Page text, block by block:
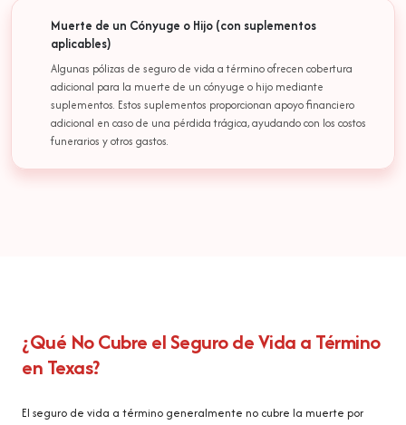
Muerte de un Cónyuge o Hijo (con suplementos
aplicables)
Algunas pólizas de seguro de vida a término ofrecen cobertura
adicional para la muerte de un cónyuge o hijo mediante
suplementos. Estos suplementos proporcionan apoyo financiero
adicional en caso de una pérdida trágica, ayudando con los costos
funerarios y otros gastos.
¿Qué No Cubre el Seguro de Vida a Término
en Texas?
El seguro de vida a término generalmente no cubre la muerte por